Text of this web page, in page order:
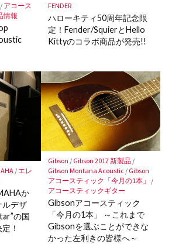
/ アコース
情報
FENDER
ハローキティ50周年記念限
定！Fender/SquierとHello
Kittyのコラボ商品が発売!!
/エレ
か
ルデザ
の国
！
Gibson / Gibson 2017 新製品/
Gibson Montana Acoustic/ Gibson
アコースティック「今月の1本」
/
アコースティックギター
Gibsonアコースティック
「今月の1本」 ～これまで
Gibsonを選ぶことができな
かった左利きの皆様へ～